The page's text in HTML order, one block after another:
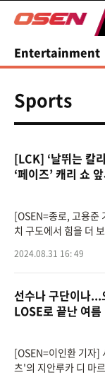
Entertainment
Sports
[LCK] ‘날뛰는 칼
‘페이즈’ 캐리 쇼
[OSEN=종로, 고용준
치 구도에서 힘을 더
2024.08.31 16: 49
선수나 구단이나
LOSE로 끝난 여
[OSEN=이인환 기자]
츠'의 지안루카 디 마